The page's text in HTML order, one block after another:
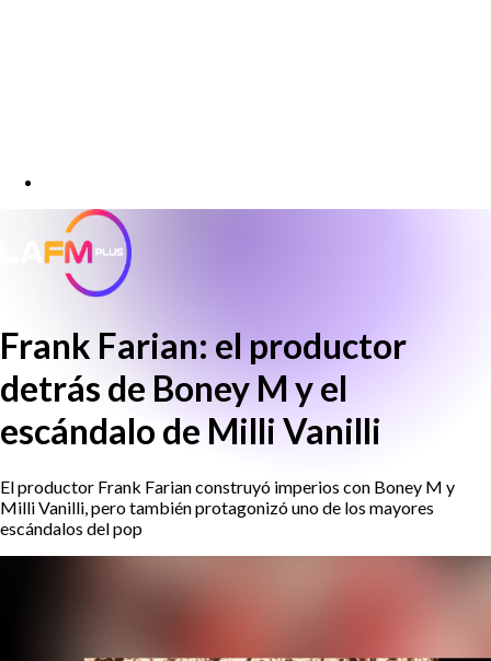
Frank Farian: el productor
detrás de Boney M y el
escándalo de Milli Vanilli
El productor Frank Farian construyó imperios con Boney M y
Milli Vanilli, pero también protagonizó uno de los mayores
escándalos del pop